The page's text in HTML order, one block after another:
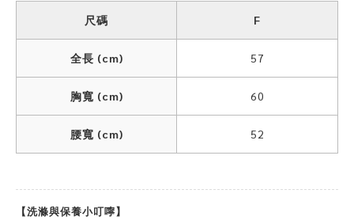
尺碼 F
全長 (cm) 57
胸寬 (cm) 60
腰寬 (cm) 52
【洗滌與保養小叮嚀】